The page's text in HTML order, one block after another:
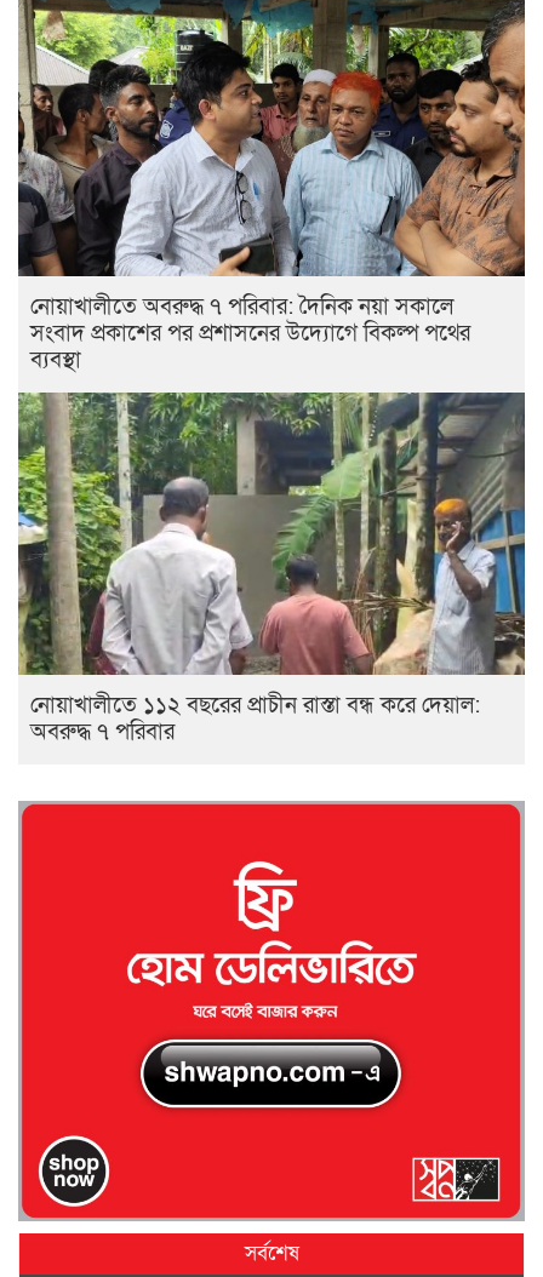
নোয়াখালীতে অবরুদ্ধ ৭ পরিবার: দৈনিক নয়া সকালে
সংবাদ প্রকাশের পর প্রশাসনের উদ্যোগে বিকল্প পথের
ব্যবস্থা
নোয়াখালীতে ১১২ বছরের প্রাচীন রাস্তা বন্ধ করে দেয়াল:
অবরুদ্ধ ৭ পরিবার
সর্বশেষ